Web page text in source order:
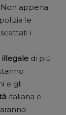
Non appena
le
i
di più
e gli
italiana e